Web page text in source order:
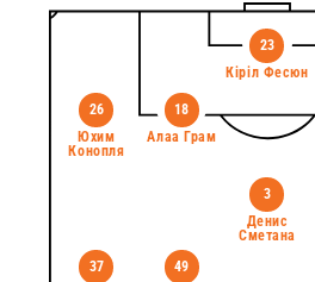
23
Кіріл Фесюн
26
Юхим
Конопля
18
Алаа Грам
3
Денис
Сметана
37
49